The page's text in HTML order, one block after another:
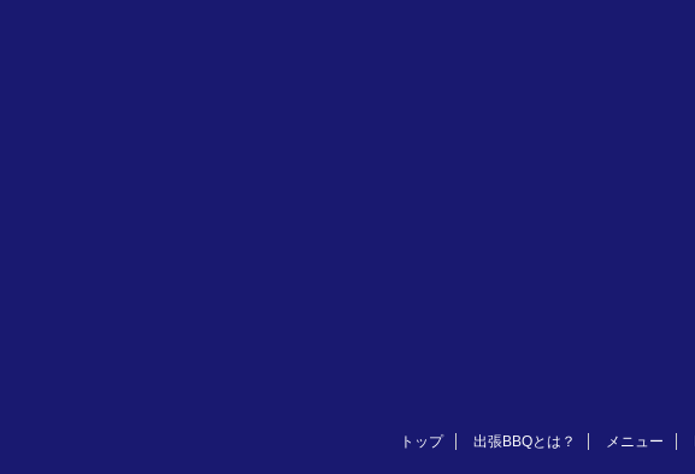
トップ 出張BBQとは？ メニュー